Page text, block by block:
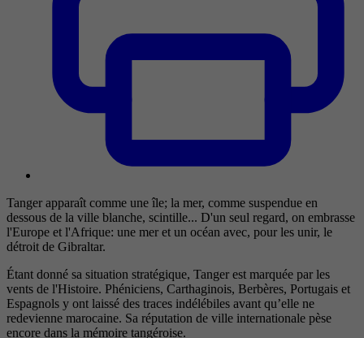
Tanger apparaît comme une île; la mer, comme suspendue en
dessous de la ville blanche, scintille... D'un seul regard, on embrasse
l'Europe et l'Afrique: une mer et un océan avec, pour les unir, le
détroit de Gibraltar.
Étant donné sa situation stratégique, Tanger est marquée par les
vents de l'Histoire. Phéniciens, Carthaginois, Berbères, Portugais et
Espagnols y ont laissé des traces indélébiles avant qu’elle ne
redevienne marocaine. Sa réputation de ville internationale pèse
encore dans la mémoire tangéroise.